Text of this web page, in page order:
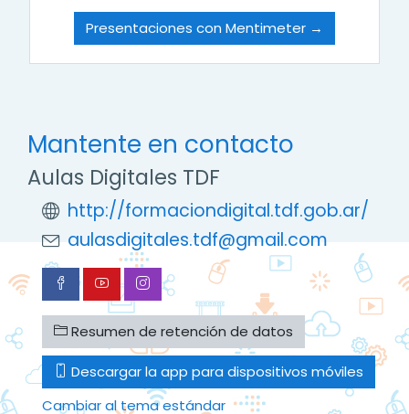
Presentaciones con Mentimeter →
Mantente en contacto
Aulas Digitales TDF
http://formaciondigital.tdf.gob.ar/
aulasdigitales.tdf@gmail.com
Resumen de retención de datos
Descargar la app para dispositivos móviles
Cambiar al tema estándar